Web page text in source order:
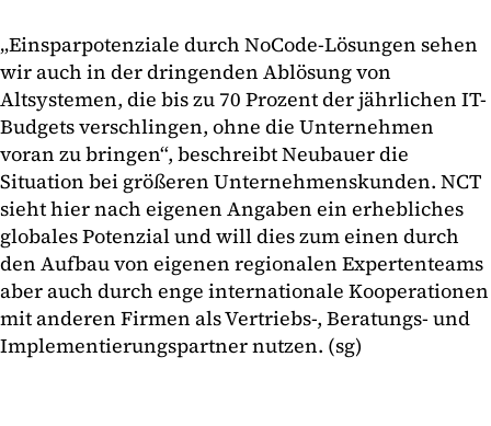
„Einsparpotenziale durch NoCode-Lösungen sehen
wir auch in der dringenden Ablösung von
Altsystemen, die bis zu 70 Prozent der jährlichen IT-
Budgets verschlingen, ohne die Unternehmen
voran zu bringen“, beschreibt Neubauer die
Situation bei größeren Unternehmenskunden. NCT
sieht hier nach eigenen Angaben ein erhebliches
globales Potenzial und will dies zum einen durch
den Aufbau von eigenen regionalen Expertenteams
aber auch durch enge internationale Kooperationen
mit anderen Firmen als Vertriebs-, Beratungs- und
Implementierungspartner nutzen. (sg)